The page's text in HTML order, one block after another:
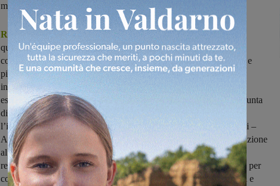
molto sulla spiritualità più che sulla costruzione scenica.
Riccardo Vannelli, Dritto e Rovescio :
"È stato un bel percorso
quello che ha condotto alla manifestazione. Ha avuto un gran
coinvolgimento. Al percorso abbiamo inserito piazza Liberazione e
piazza della Repubblica e la parte sottostante il cimitero. Le
innovazioni fondamentali apportate a questa edizione sono
essenzialmente due: l’abolizione della figura del narratore e l’aggiunta
di scene quali la lavanda dei piedi, il Sinedrio, la flagellazione e
l’introduzione dei due ladroni – spiega il regista Riccardo Vannelli –
Abbiamo intrapreso un importante lavoro di studio e drammatizzazione
al fine di rendere quanto più coinvolgente e appassionante la
recitazione. In questa edizione oltre a uno studio particolareggiato per
costumi, trucco, parrucco e effetti visivi curato da Daniela Moretti e